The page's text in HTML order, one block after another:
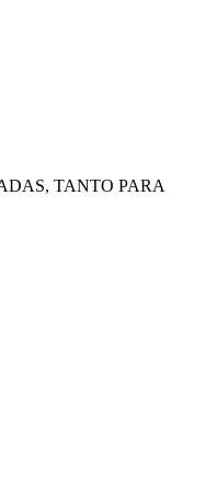
TANTO PARA